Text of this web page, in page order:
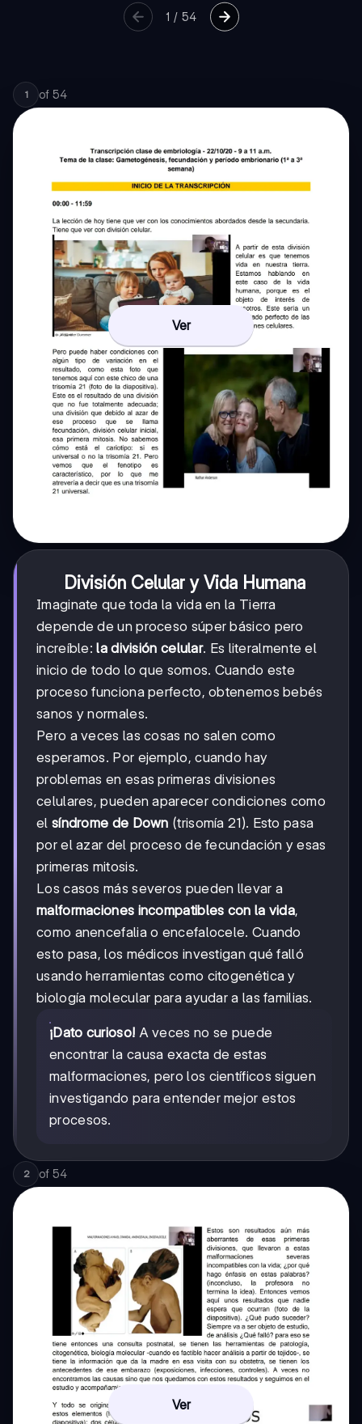
1 / 54
1 of 54
Ver
División Celular y Vida Humana
Imaginate que toda la vida en la Tierra
depende de un proceso súper básico pero
increíble:la división celular. Es literalmente el
inicio de todo lo que somos. Cuando este
proceso funciona perfecto, obtenemos bebés
sanos y normales.
Pero a veces las cosas no salen como
esperamos. Por ejemplo, cuando hay
problemas en esas primeras divisiones
celulares, pueden aparecer condiciones como
el síndrome de Down (trisomía 21). Esto pasa
por el azar del proceso de fecundación y esas
primeras mitosis.
Los casos más severos pueden llevar a
malformaciones incompatibles con la vida,
como anencefalia o encefalocele. Cuando
esto pasa, los médicos investigan qué falló
usando herramientas como citogenética y
biología molecular para ayudar a las familias.
¡Dato curioso! A veces no se puede
encontrar la causa exacta de estas
malformaciones, pero los científicos siguen
investigando para entender mejor estos
procesos.
2 of 54
Ver